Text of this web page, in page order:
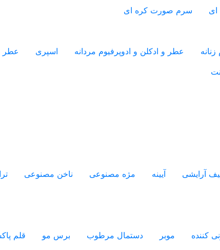
ای سرم صورت کره ای
عطر و ادکلن و ادوپرفیوم مردانه اسپری
عطر
آرایشی آیینه مژه مصنوعی ناخن مصنوعی
کننده موبر دستمال مرطوب برس مو قلم